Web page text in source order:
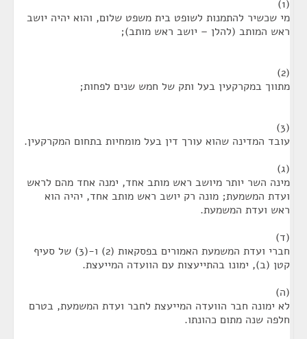
(1)
מי שכשיר להתמנות לשופט בית משפט שלום, והוא יהיה יושב
ראש המותב (להלן – יושב ראש מותב);
(2)
מתווך במקרקעין בעל ותק של חמש שנים לפחות;
(3)
עובד המדינה שהוא עורך דין בעל מומחיות בתחום המקרקעין.
(ג)
מינה השר יותר מיושב ראש מותב אחד, ימנה אחד מהם לראש
ועדת המשמעת; מונה רק יושב ראש מותב אחד, יהיה הוא
ראש ועדת המשמעת.
(ד)
חברי ועדת המשמעת האמורים בפסקאות (2) ו-(3) של סעיף
קטן (ב), ימונו בהתייעצות עם הוועדה המייעצת.
(ה)
לא ימונה חבר הוועדה המייעצת לחבר ועדת המשמעת, בטרם
חלפה שנה מתום כהונתו.